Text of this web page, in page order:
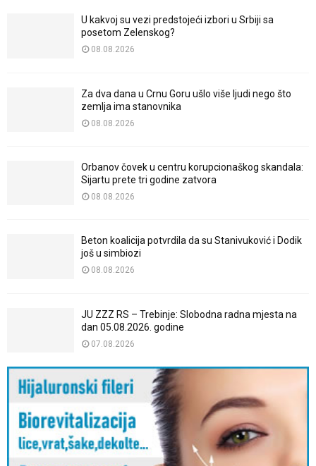
U kakvoj su vezi predstojeći izbori u Srbiji sa
posetom Zelenskog?
08.08.2026
Za dva dana u Crnu Goru ušlo više ljudi nego što
zemlja ima stanovnika
08.08.2026
Orbanov čovek u centru korupcionaškog skandala:
Sijartu prete tri godine zatvora
08.08.2026
Beton koalicija potvrdila da su Stanivuković i Dodik
još u simbiozi
08.08.2026
JU ZZZ RS – Trebinje: Slobodna radna mjesta na
dan 05.08.2026. godine
07.08.2026